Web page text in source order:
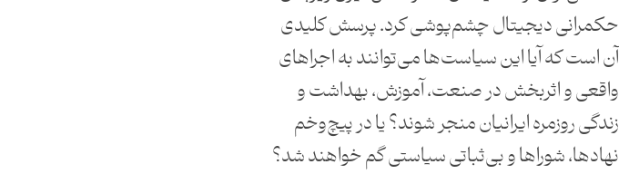
حکمرانی دیجیتال چشم‌پوشی کرد. پرسش کلیدی
آن است که آیا این سیاست‌ها می‌توانند به اجراهای
واقعی و اثربخش در صنعت، آموزش، بهداشت و
زندگی روزمره ایرانیان منجر شوند؟ یا در پیچ‌وخم
نهادها، شوراها و بی‌ثباتی سیاستی گم خواهند شد؟